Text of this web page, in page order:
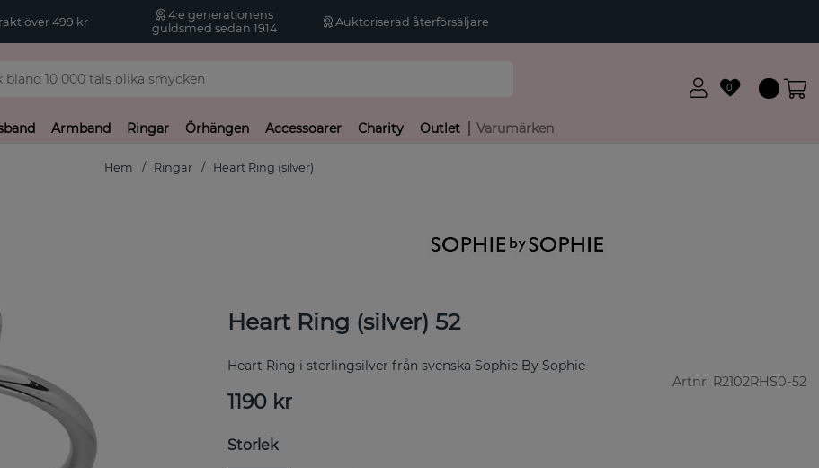
över 499 kr
4:e generationens
guldsmed sedan 1914
Auktoriserad återförsäljare
0
Armband Ringar Örhängen Accessoarer Charity Outlet Varumärken
Hem Ringar Heart Ring (silver)
Heart Ring (silver) 52
Heart Ring i sterlingsilver från svenska Sophie By Sophie
Artnr: R2102RHS0-52
1190 kr
Storlek